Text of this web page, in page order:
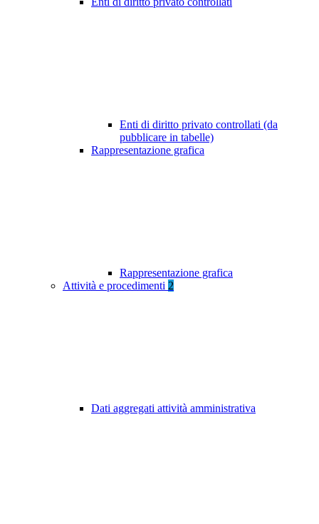
Enti di diritto privato controllati (da
pubblicare in tabelle)
Rappresentazione grafica
Rappresentazione grafica
Attività e procedimenti 2
Dati aggregati attività amministrativa